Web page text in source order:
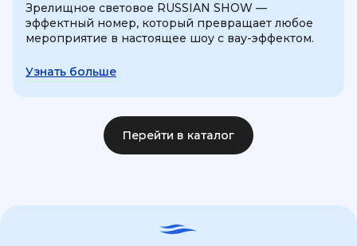
Зрелищное световое RUSSIAN SHOW —
эффектный номер, который превращает любое
мероприятие в настоящее шоу с вау-эффектом.
Узнать больше
Перейти в каталог